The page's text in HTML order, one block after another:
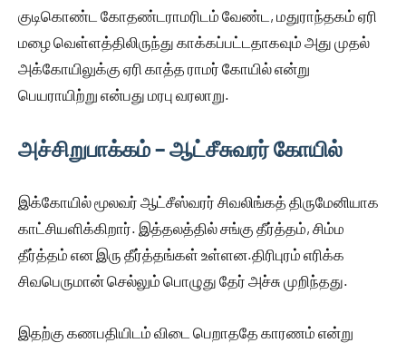
குடிகொண்ட கோதண்டராமரிடம் வேண்ட, மதுராந்தகம் ஏரி
மழை வெள்ளத்திலிருந்து காக்கப்பட்டதாகவும் அது முதல்
அக்கோயிலுக்கு ஏரி காத்த ராமர் கோயில் என்று
பெயராயிற்று என்பது மரபு வரலாறு.
அச்சிறுபாக்கம் – ஆட்சீசுவரர் கோயில்
இக்கோயில் மூலவர் ஆட்சீஸ்வரர் சிவலிங்கத் திருமேனியாக
காட்சியளிக்கிறார். இத்தலத்தில் சங்கு தீர்த்தம், சிம்ம
தீர்த்தம் என இரு தீர்த்தங்கள் உள்ளன.திரிபுரம் எரிக்க
சிவபெருமான் செல்லும் பொழுது தேர் அச்சு முறிந்தது.
இதற்கு கணபதியிடம் விடை பெறாததே காரணம் என்று